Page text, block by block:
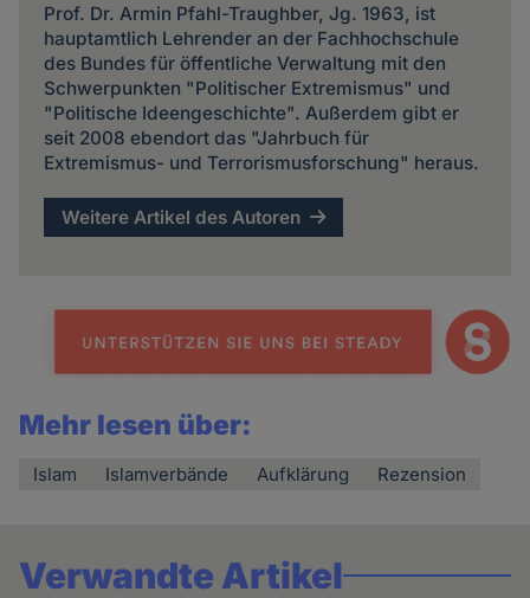
Prof. Dr. Armin Pfahl-Traughber, Jg. 1963, ist
hauptamtlich Lehrender an der Fachhochschule
des Bundes für öffentliche Verwaltung mit den
Schwerpunkten "Politischer Extremismus" und
"Politische Ideengeschichte". Außerdem gibt er
seit 2008 ebendort das "Jahrbuch für
Extremismus- und Terrorismusforschung" heraus.
Weitere Artikel des Autoren
Mehr lesen über:
Islam Islamverbände Aufklärung Rezension
Verwandte Artikel